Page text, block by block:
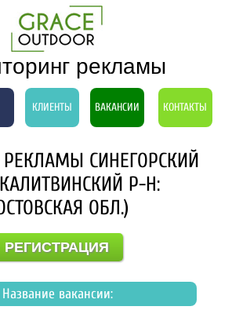
рекламы
КЛИЕНТЫ ВАКАНСИИ КОНТАКТЫ
СИНЕГОРСКИЙ
Р-Н:
ОБЛ.)
РЕГИСТРАЦИЯ
Название вакансии: